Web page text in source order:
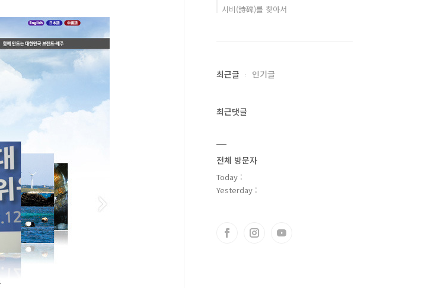
시비(詩碑)를 찾아서
최근글 인기글
최근댓글
전체 방문자
Today :
Yesterday :